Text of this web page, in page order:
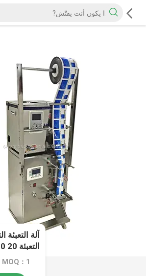
التعبئة 20 30 كيس دقيقة مثالية لحلول التعبئة
MOQ：1 مجموعة